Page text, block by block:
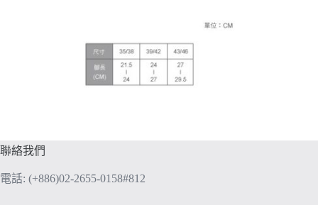
聯絡我們
電話: (+886)02-2655-0158#812